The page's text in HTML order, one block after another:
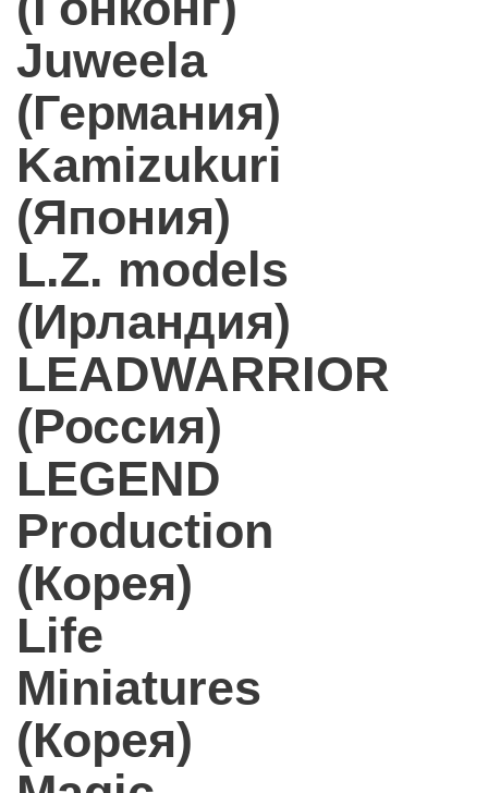
Juweela
(Германия)
Kamizukuri
(Япония)
L.Z. models
(Ирландия)
LEADWARRIOR
(Россия)
LEGEND
Production
(Корея)
Life
Miniatures
(Корея)